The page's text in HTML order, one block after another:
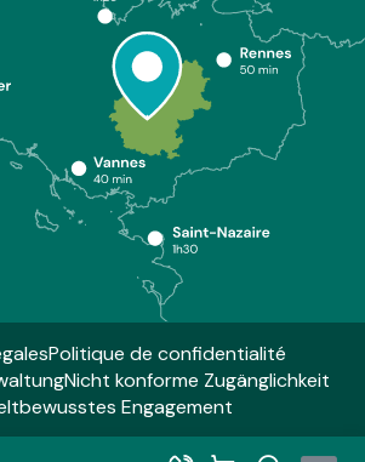
Politique de confidentialité
Nicht konforme Zugänglichkeit
Engagement